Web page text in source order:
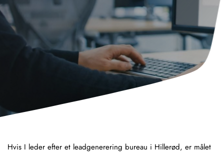
Hvis I leder efter et leadgenerering bureau i Hillerød, er målet